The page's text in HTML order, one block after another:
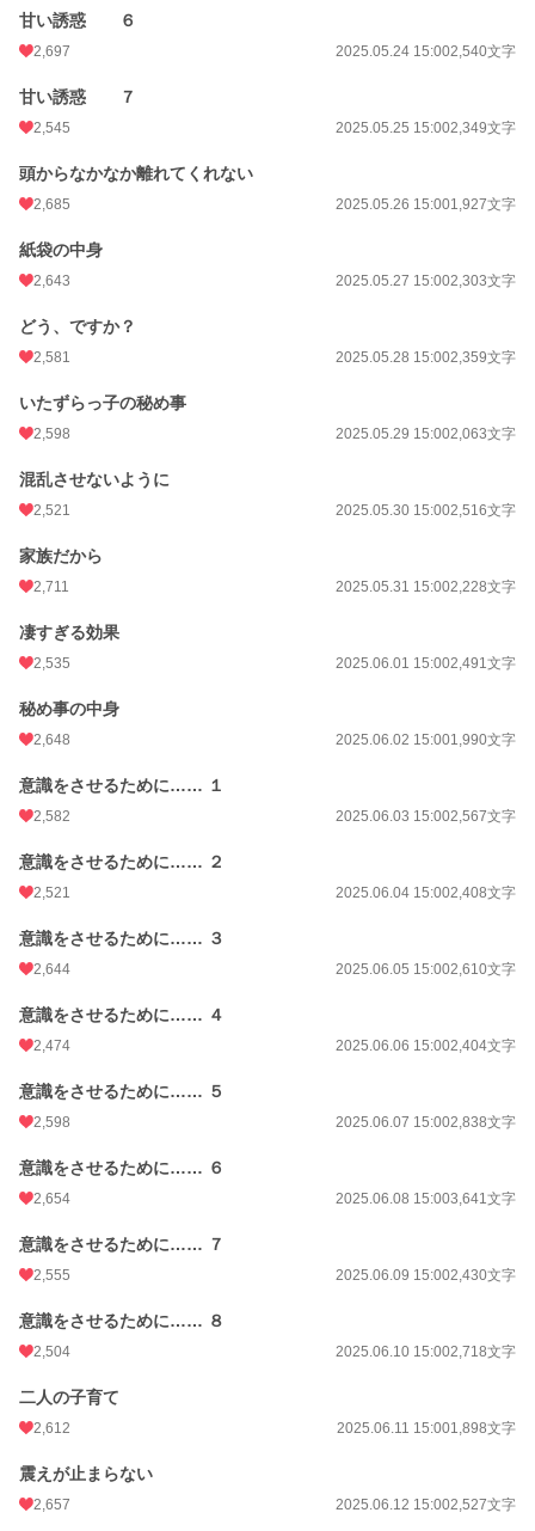
甘い誘惑 ６
2,697 2025.05.24 15:002,540文字
甘い誘惑 ７
2,545 2025.05.25 15:002,349文字
頭からなかなか離れてくれない
2,685 2025.05.26 15:001,927文字
紙袋の中身
2,643 2025.05.27 15:002,303文字
どう、ですか？
2,581 2025.05.28 15:002,359文字
いたずらっ子の秘め事
2,598 2025.05.29 15:002,063文字
混乱させないように
2,521 2025.05.30 15:002,516文字
家族だから
2,711 2025.05.31 15:002,228文字
凄すぎる効果
2,535 2025.06.01 15:002,491文字
秘め事の中身
2,648 2025.06.02 15:001,990文字
意識をさせるために…… １
2,582 2025.06.03 15:002,567文字
意識をさせるために…… ２
2,521 2025.06.04 15:002,408文字
意識をさせるために…… ３
2,644 2025.06.05 15:002,610文字
意識をさせるために…… ４
2,474 2025.06.06 15:002,404文字
意識をさせるために…… ５
2,598 2025.06.07 15:002,838文字
意識をさせるために…… ６
2,654 2025.06.08 15:003,641文字
意識をさせるために…… ７
2,555 2025.06.09 15:002,430文字
意識をさせるために…… ８
2,504 2025.06.10 15:002,718文字
二人の子育て
2,612 2025.06.11 15:001,898文字
震えが止まらない
2,657 2025.06.12 15:002,527文字